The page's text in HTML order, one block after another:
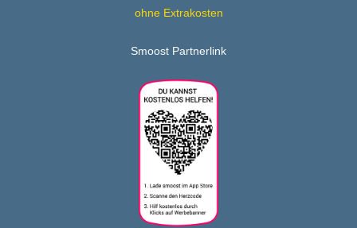
ohne Extrakosten
Smoost Partnerlink